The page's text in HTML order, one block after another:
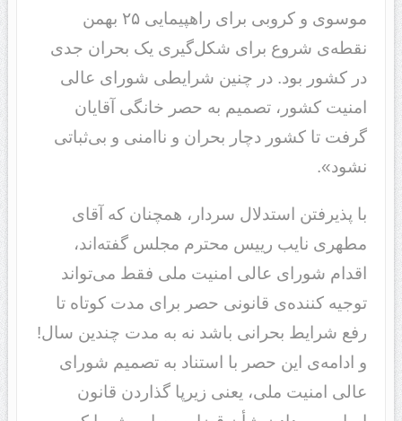
موسوی و کروبی برای راهپیمایی ۲۵ بهمن
نقطه‌ی شروع برای شکل‌گیری یک بحران جدی
در کشور بود. در چنین شرایطی شورای عالی
امنیت کشور، تصمیم به حصر خانگی آقایان
گرفت تا کشور دچار بحران و ناامنی و بی‌ثباتی
نشود».
با پذیرفتن استدلال سردار، همچنان که آقای
مطهری نایب رییس محترم مجلس گفته‌اند،
اقدام شورای عالی امنیت ملی فقط می‌تواند
توجیه کننده‌ی قانونی حصر برای مدت کوتاه تا
رفع شرایط بحرانی باشد نه به مدت چندین سال!
و ادامه‌ی این حصر با استناد به تصمیم شورای
عالی امنیت ملی، یعنی زیرپا گذاردن قانون